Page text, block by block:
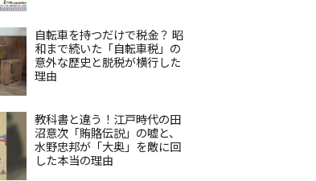
自転車を持つだけで税金？ 昭
和まで続いた「自転車税」の
意外な歴史と脱税が横行した
理由
教科書と違う！江戸時代の田
沼意次「賄賂伝説」の嘘と、
水野忠邦が「大奥」を敵に回
した本当の理由